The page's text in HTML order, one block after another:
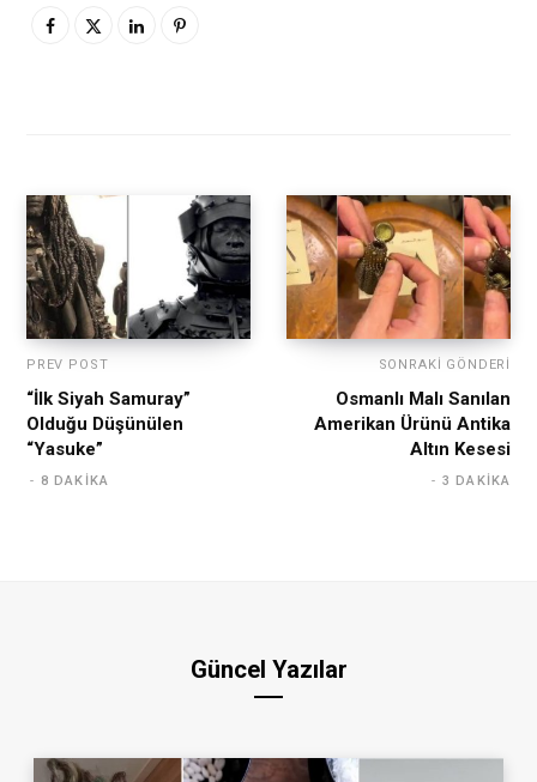
PREV POST
“İlk Siyah Samuray”
Olduğu Düşünülen
“Yasuke”
8 DAKIKA
SONRAKI GÖNDERI
Osmanlı Malı Sanılan
Amerikan Ürünü Antika
Altın Kesesi
3 DAKIKA
Güncel Yazılar